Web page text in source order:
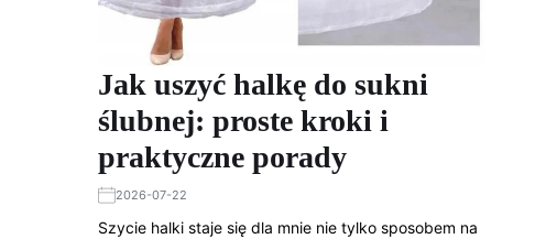
Jak uszyć halkę do sukni
ślubnej: proste kroki i
praktyczne porady
2026-07-22
Szycie halki staje się dla mnie nie tylko sposobem na